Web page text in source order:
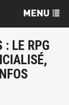
: LE RPG